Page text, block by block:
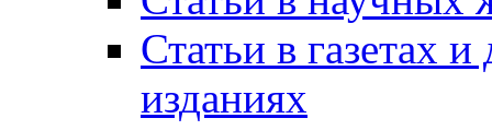
Статьи в газетах
изданиях